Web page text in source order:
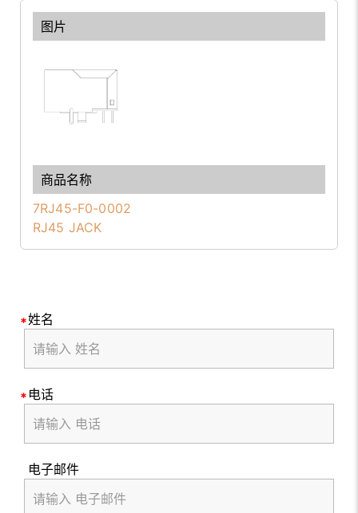
7RJ45-F0-0002
RJ45 JACK
姓名
电话
电子邮件